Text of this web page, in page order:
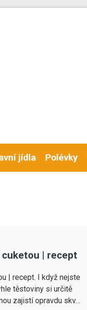
jídla Polévky
| recept
| recept. I když nejste
těstoviny si určitě
zajistí opravdu skv…